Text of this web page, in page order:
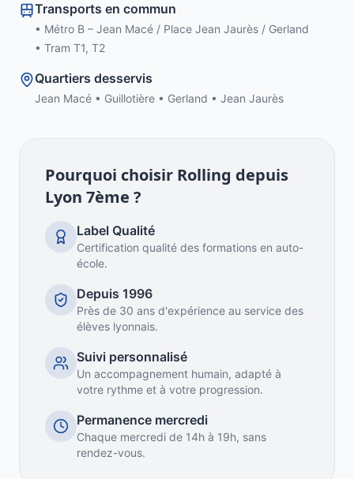
Transports en commun
• Métro B – Jean Macé / Place Jean Jaurès / Gerland
• Tram T1, T2
Quartiers desservis
Jean Macé • Guillotière • Gerland • Jean Jaurès
Pourquoi choisir Rolling depuis
Lyon 7ème ?
Label Qualité
Certification qualité des formations en auto-
école.
Depuis 1996
Près de 30 ans d'expérience au service des
élèves lyonnais.
Suivi personnalisé
Un accompagnement humain, adapté à
votre rythme et à votre progression.
Permanence mercredi
Chaque mercredi de 14h à 19h, sans
rendez-vous.